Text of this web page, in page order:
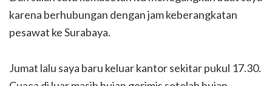
karena berhubungan dengan jam keberangkatan
pesawat ke Surabaya.
Jumat lalu saya baru keluar kantor sekitar pukul 17.30.